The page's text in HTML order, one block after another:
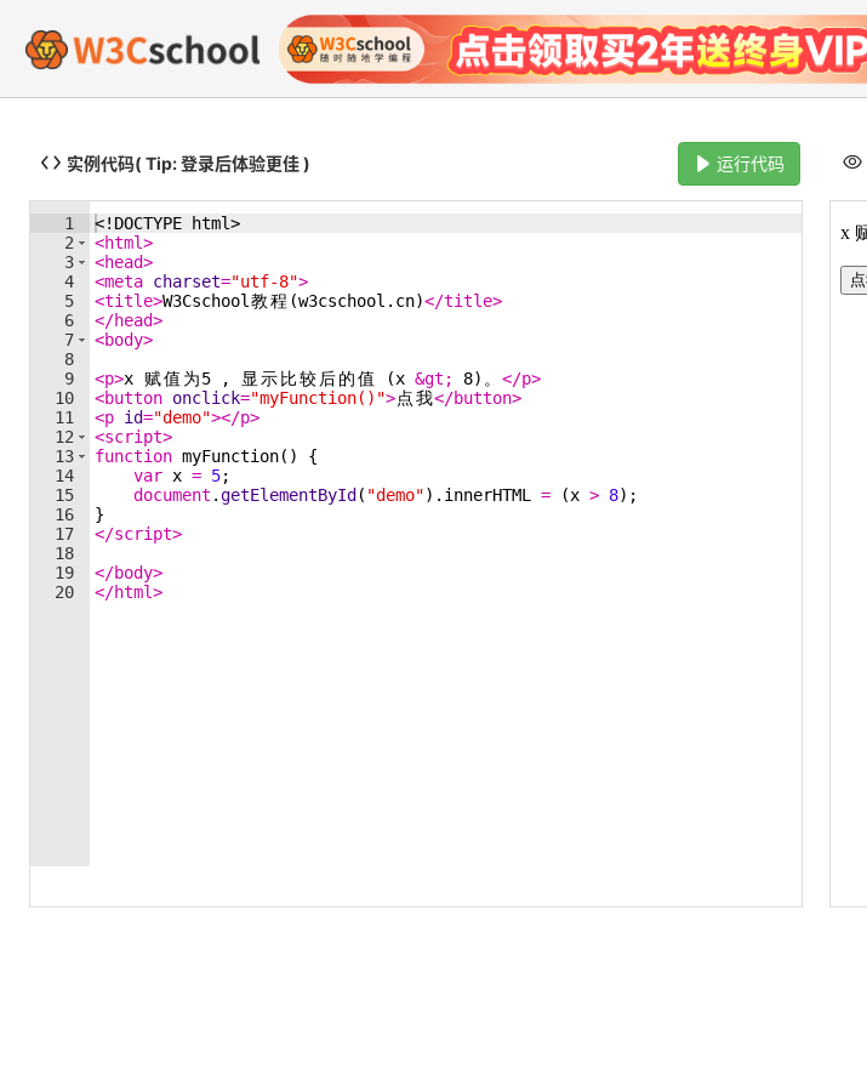
实例代码( Tip: 登录后体验更佳 ) 运行代码
1
2
3
4
5
6
7
8
9
10
11
12
13
14
15
16
17
18
19
20
<! DOCTYPE html>
<html>
<head>
<meta charset="utf-8">
<title>W3Cschool 教程 (w3cschool.cn)</title>
</head>
<body>
<p>x 赋值 为5 , 显 示 比较 后的值 (x &gt; 8) 。 </p>
<button onclick="myFunction()">点我</button>
<p id="demo"></p>
<script>
function myFunction( )
{
var x = 5;
document .getElementById ( "demo") . innerHTML = (x > 8) ;
}
</script>
</body>
</html>